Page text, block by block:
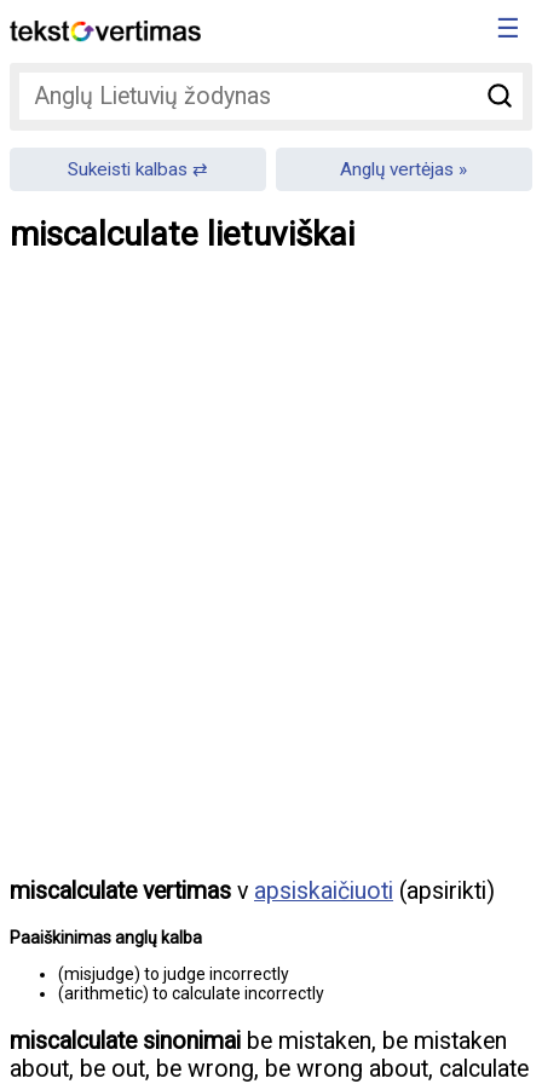
☰
Sukeisti kalbas Anglų vertėjas
miscalculate lietuviškai
miscalculate vertimas v apsiskaičiuoti (apsirikti)
Paaiškinimas anglų kalba
(misjudge) to judge incorrectly
(arithmetic) to calculate incorrectly
miscalculate sinonimai be mistaken, be mistaken
about, be out, be wrong, be wrong about, calculate